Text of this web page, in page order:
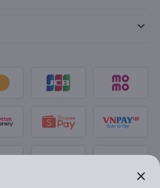
keyboard_arrow_down
close